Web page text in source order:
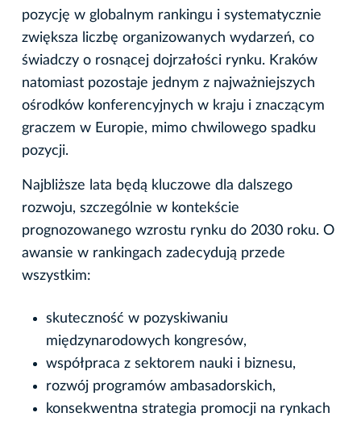
pozycję w globalnym rankingu i systematycznie
zwiększa liczbę organizowanych wydarzeń, co
świadczy o rosnącej dojrzałości rynku. Kraków
natomiast pozostaje jednym z najważniejszych
ośrodków konferencyjnych w kraju i znaczącym
graczem w Europie, mimo chwilowego spadku
pozycji.
Najbliższe lata będą kluczowe dla dalszego
rozwoju, szczególnie w kontekście
prognozowanego wzrostu rynku do 2030 roku. O
awansie w rankingach zadecydują przede
wszystkim:
skuteczność w pozyskiwaniu
międzynarodowych kongresów,
współpraca z sektorem nauki i biznesu,
rozwój programów ambasadorskich,
konsekwentna strategia promocji na rynkach